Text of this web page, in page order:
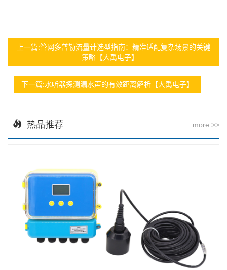
上一篇:管网多普勒流量计选型指南：精准适配复杂场景的关键
策略【大禹电子】
下一篇:水听器探测漏水声的有效距离解析【大禹电子】
热品推荐 more >>